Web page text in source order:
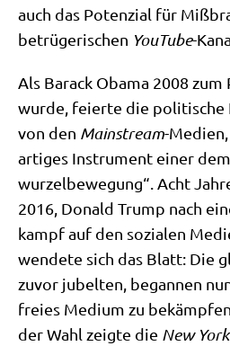
auch das Poten­zi­al für
betrü­ge­ri­schen You­Tube-
Als Barack Oba­ma 2008
wur­de, fei­er­te die poli­ti­sche
von den Main­stream-
ar­ti­ges Instru­ment einer
wur­zel­be­we­gung“. Acht
2016, Donald Trump nach
kampf auf den sozia­len
wen­de­te sich das Blatt: Die
zuvor jubel­ten, began­nen
frei­es Medi­um zu
der Wahl zeig­te die New